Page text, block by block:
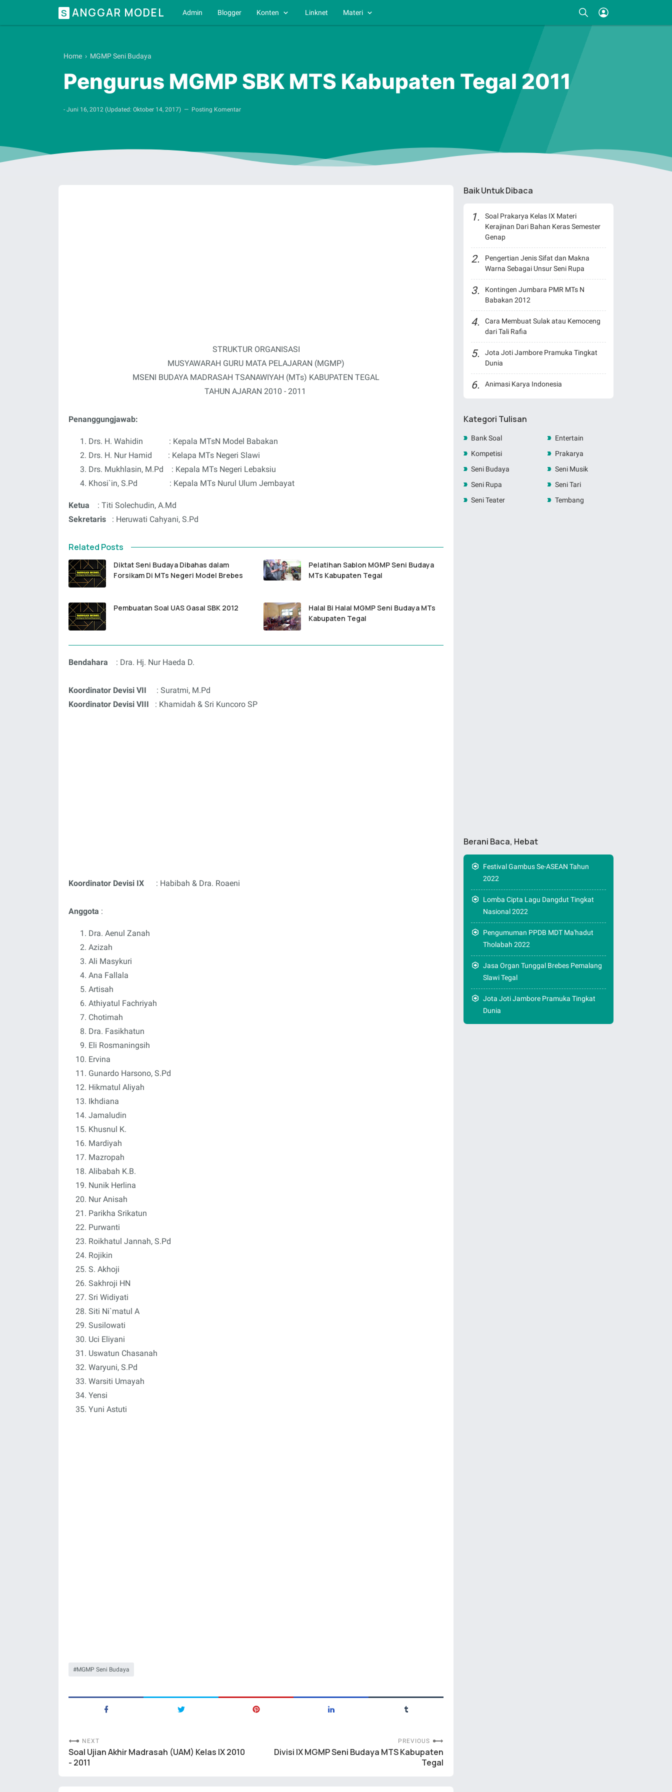
S ANGGAR MODEL Admin Blogger Konten Linknet Materi
Home › MGMP Seni Budaya
Pengurus MGMP SBK MTS Kabupaten Tegal 2011
- Juni 16, 2012 (Updated: Oktober 14, 2017) Posting Komentar
STRUKTUR ORGANISASI
MUSYAWARAH GURU MATA PELAJARAN (MGMP)
MSENI BUDAYA MADRASAH TSANAWIYAH (MTs) KABUPATEN TEGAL
TAHUN AJARAN 2010 - 2011
Penanggungjawab:
Drs. H. Wahidin : Kepala MTsN Model Babakan
Drs. H. Nur Hamid : Kelapa MTs Negeri Slawi
Drs. Mukhlasin, M.Pd : Kepala MTs Negeri Lebaksiu
Khosi`in, S.Pd : Kepala MTs Nurul Ulum Jembayat
Ketua : Titi Solechudin, A.Md
Sekretaris : Heruwati Cahyani, S.Pd
Related Posts
Diktat Seni Budaya Dibahas dalam
Forsikam Di MTs Negeri Model Brebes
Pelatihan Sablon MGMP Seni Budaya
MTs Kabupaten Tegal
Pembuatan Soal UAS Gasal SBK 2012
Halal Bi Halal MGMP Seni Budaya MTs
Kabupaten Tegal
Bendahara : Dra. Hj. Nur Haeda D.
Koordinator Devisi VII : Suratmi, M.Pd
Koordinator Devisi VIII : Khamidah & Sri Kuncoro SP
Koordinator Devisi IX : Habibah & Dra. Roaeni
Anggota :
Dra. Aenul Zanah
Azizah
Ali Masykuri
Ana Fallala
Artisah
Athiyatul Fachriyah
Chotimah
Dra. Fasikhatun
Eli Rosmaningsih
Ervina
Gunardo Harsono, S.Pd
Hikmatul Aliyah
Ikhdiana
Jamaludin
Khusnul K.
Mardiyah
Mazropah
Alibabah K.B.
Nunik Herlina
Nur Anisah
Parikha Srikatun
Purwanti
Roikhatul Jannah, S.Pd
Rojikin
S. Akhoji
Sakhroji HN
Sri Widiyati
Siti Ni`matul A
Susilowati
Uci Eliyani
Uswatun Chasanah
Waryuni, S.Pd
Warsiti Umayah
Yensi
Yuni Astuti
MGMP Seni Budaya
NEXT
Soal Ujian Akhir Madrasah (UAM) Kelas IX 2010
- 2011
PREVIOUS
Divisi IX MGMP Seni Budaya MTS Kabupaten
Tegal
Baik Untuk Dibaca
Soal Prakarya Kelas IX Materi
Kerajinan Dari Bahan Keras Semester
Genap
Pengertian Jenis Sifat dan Makna
Warna Sebagai Unsur Seni Rupa
Kontingen Jumbara PMR MTs N
Babakan 2012
Cara Membuat Sulak atau Kemoceng
dari Tali Rafia
Jota Joti Jambore Pramuka Tingkat
Dunia
Animasi Karya Indonesia
Kategori Tulisan
Bank Soal
Entertain
Kompetisi
Prakarya
Seni Budaya
Seni Musik
Seni Rupa
Seni Tari
Seni Teater
Tembang
Berani Baca, Hebat
Festival Gambus Se-ASEAN Tahun
2022
Lomba Cipta Lagu Dangdut Tingkat
Nasional 2022
Pengumuman PPDB MDT Ma'hadut
Tholabah 2022
Jasa Organ Tunggal Brebes Pemalang
Slawi Tegal
Jota Joti Jambore Pramuka Tingkat
Dunia